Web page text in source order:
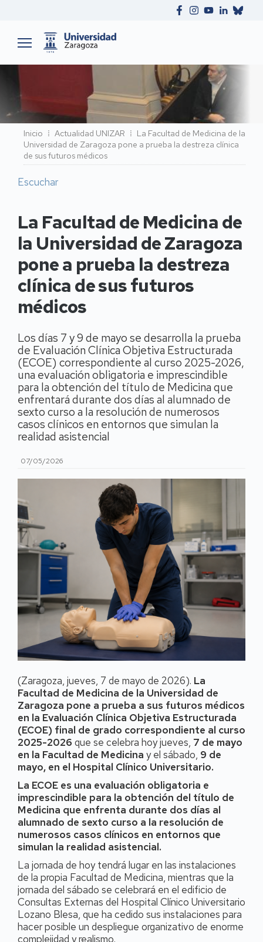
Ruta
de
navegación
Inicio Actualidad UNIZAR
La Facultad de Medicina de la
Universidad de Zaragoza pone a prueba la destreza clínica
de sus futuros médicos
Escuchar
La Facultad de Medicina de
la Universidad de Zaragoza
pone a prueba la destreza
clínica de sus futuros
médicos
Los días 7 y 9 de mayo se desarrolla la prueba
de Evaluación Clínica Objetiva Estructurada
(ECOE) correspondiente al curso 2025-2026,
una evaluación obligatoria e imprescindible
para la obtención del título de Medicina que
enfrentará durante dos días al alumnado de
sexto curso a la resolución de numerosos
casos clínicos en entornos que simulan la
realidad asistencial
07/05/2026
(Zaragoza, jueves, 7 de mayo de 2026). La
Facultad de Medicina de la Universidad de
Zaragoza pone a prueba a sus futuros médicos
en la Evaluación Clínica Objetiva Estructurada
(ECOE) final de grado correspondiente al curso
2025-2026 que se celebra hoy jueves, 7 de mayo
en la Facultad de Medicina y el sábado, 9 de
mayo, en el Hospital Clínico Universitario.
La ECOE es una evaluación obligatoria e
imprescindible para la obtención del título de
Medicina que enfrenta durante dos días al
alumnado de sexto curso a la resolución de
numerosos casos clínicos en entornos que
simulan la realidad asistencial.
La jornada de hoy tendrá lugar en las instalaciones
de la propia Facultad de Medicina, mientras que la
jornada del sábado se celebrará en el edificio de
Consultas Externas del Hospital Clínico Universitario
Lozano Blesa, que ha cedido sus instalaciones para
hacer posible un despliegue organizativo de enorme
complejidad y realismo.